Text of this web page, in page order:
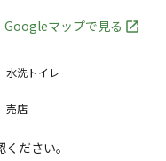
Googleマップで見る
水洗トイレ
売店
ださい。